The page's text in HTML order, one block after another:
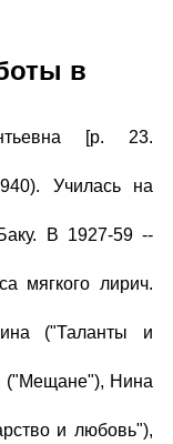
в
[р. 23.
Училась на
В 1927-59 --
мягкого лирич.
("Таланты и
("Мещане"), Нина
и любовь"),